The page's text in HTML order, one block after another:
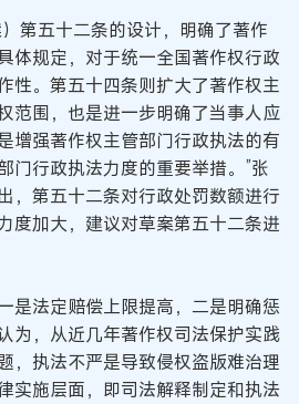
第五十二条的设计，明确了著作
体规定，对于统一全国著作权行政
性。第五十四条则扩大了著作权主
范围，也是进一步明确了当事人应
增强著作权主管部门行政执法的有
门行政执法力度的重要举措。”张
，第五十二条对行政处罚数额进行
度加大，建议对草案第五十二条进
是法定赔偿上限提高，二是明确惩
为，从近几年著作权司法保护实践
，执法不严是导致侵权盗版难治理
实施层面，即司法解释制定和执法